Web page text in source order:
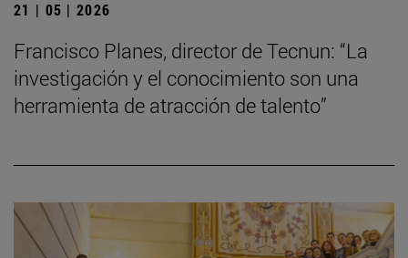
21 | 05 | 2026
Francisco Planes, director de Tecnun: “La
investigación y el conocimiento son una
herramienta de atracción de talento”